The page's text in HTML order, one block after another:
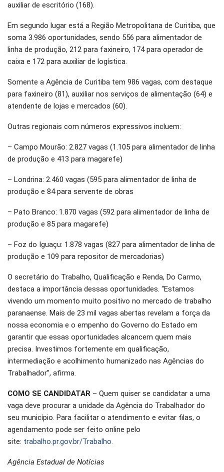
auxiliar de escritório (168).
Em segundo lugar está a Região Metropolitana de Curitiba, que
soma 3.986 oportunidades, sendo 556 para alimentador de
linha de produção, 212 para faxineiro, 174 para operador de
caixa e 172 para auxiliar de logística.
Somente a Agência de Curitiba tem 986 vagas, com destaque
para faxineiro (81), auxiliar nos serviços de alimentação (64) e
atendente de lojas e mercados (60).
Outras regionais com números expressivos incluem:
– Campo Mourão: 2.827 vagas (1.105 para alimentador de linha
de produção e 413 para magarefe)
– Londrina: 2.460 vagas (595 para alimentador de linha de
produção e 84 para servente de obras
– Pato Branco: 1.870 vagas (592 para alimentador de linha de
produção e 85 para magarefe)
– Foz do Iguaçu: 1.878 vagas (827 para alimentador de linha de
produção e 109 para repositor de mercadorias)
O secretário do Trabalho, Qualificação e Renda, Do Carmo,
destaca a importância dessas oportunidades. “Estamos
vivendo um momento muito positivo no mercado de trabalho
paranaense. Mais de 23 mil vagas abertas revelam a força da
nossa economia e o empenho do Governo do Estado em
garantir que essas oportunidades alcancem quem mais
precisa. Investimos fortemente em qualificação,
intermediação e acolhimento humanizado nas Agências do
Trabalhador”, afirma.
COMO SE CANDIDATAR – Quem quiser se candidatar a uma
vaga deve procurar a unidade da Agência do Trabalhador do
seu município. Para facilitar o atendimento e evitar filas, o
agendamento pode ser feito online pelo
site: trabalho.pr.gov.br/Trabalho.
Agência Estadual de Notícias